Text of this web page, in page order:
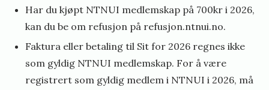
Har du kjøpt NTNUI medlemskap på 700kr i 2026,
kan du be om refusjon på refusjon.ntnui.no.
Faktura eller betaling til Sit for 2026 regnes ikke
som gyldig NTNUI medlemskap. For å være
registrert som gyldig medlem i NTNUI i 2026, må